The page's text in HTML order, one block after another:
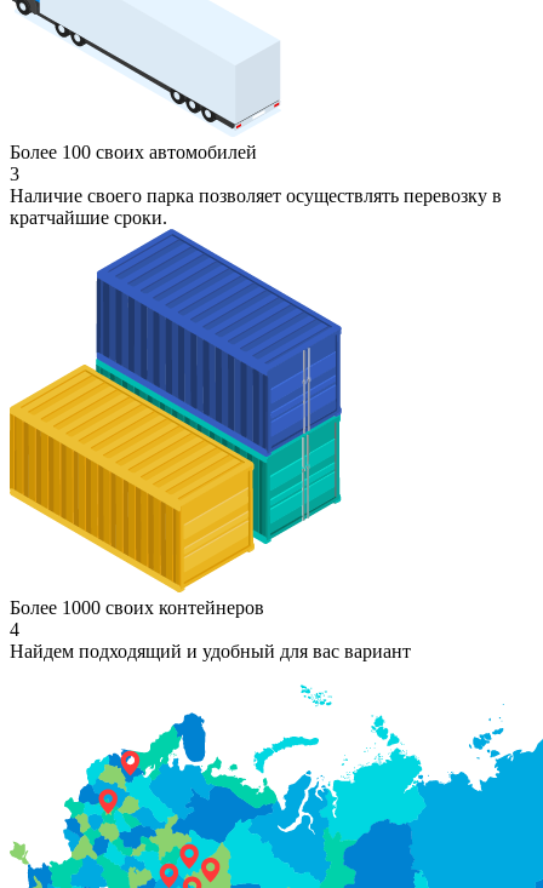
Более 100 своих автомобилей
3
Наличие своего парка позволяет осуществлять перевозку в
кратчайшие сроки.
Более 1000 своих контейнеров
4
Найдем подходящий и удобный для вас вариант